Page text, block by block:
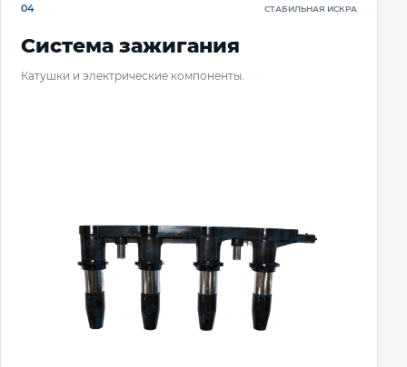
04 СТАБИЛЬНАЯ ИСКРА
Система зажигания
Катушки и электрические компоненты.